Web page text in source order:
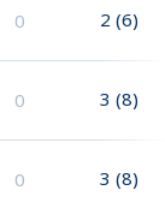
0 2 (6)
0 3 (8)
0 3 (8)